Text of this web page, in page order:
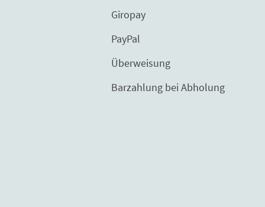
Giropay
PayPal
Überweisung
Barzahlung bei Abholung